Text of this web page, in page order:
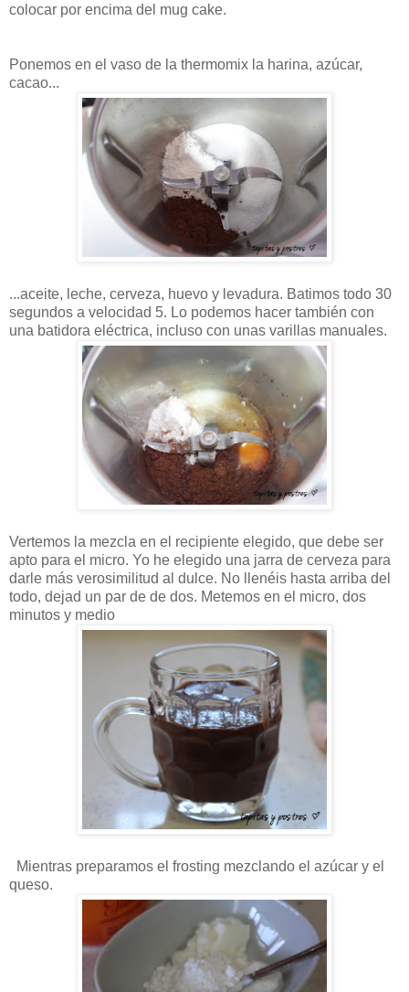
colocar por encima del mug cake.
Ponemos en el vaso de la thermomix la harina, azúcar,
cacao...
...aceite, leche, cerveza, huevo y levadura. Batimos todo 30
segundos a velocidad 5. Lo podemos hacer también con
una batidora eléctrica, incluso con unas varillas manuales.
Vertemos la mezcla en el recipiente elegido, que debe ser
apto para el micro. Yo he elegido una jarra de cerveza para
darle más verosimilitud al dulce. No llenéis hasta arriba del
todo, dejad un par de de dos. Metemos en el micro, dos
minutos y medio
Mientras preparamos el frosting mezclando el azúcar y el
queso.